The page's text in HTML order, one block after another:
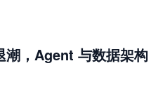
潮，Agent 与数据架构